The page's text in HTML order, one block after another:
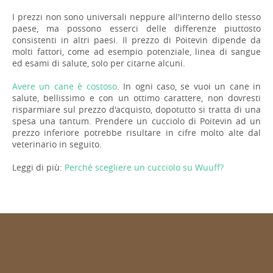
I prezzi non sono universali neppure all'interno dello stesso
paese, ma possono esserci delle differenze piuttosto
consistenti in altri paesi. Il prezzo di Poitevin dipende da
molti fattori, come ad esempio potenziale, linea di sangue
ed esami di salute, solo per citarne alcuni.
Avere un cane è costoso. In ogni caso, se vuoi un cane in
salute, bellissimo e con un ottimo carattere, non dovresti
risparmiare sul prezzo d'acquisto, dopotutto si tratta di una
spesa una tantum. Prendere un cucciolo di Poitevin ad un
prezzo inferiore potrebbe risultare in cifre molto alte dal
veterinario in seguito.
Leggi di più: Perché scegliere un cucciolo su Wuuff?